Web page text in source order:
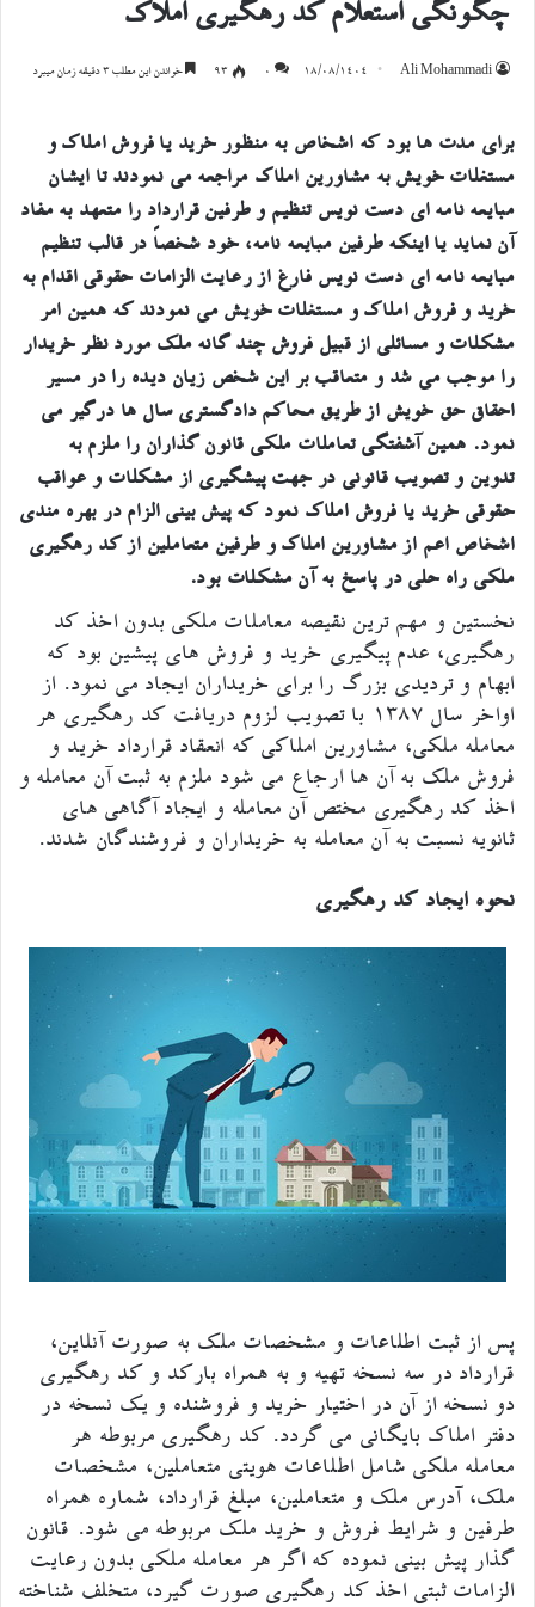
چگونگی استعلام کد رهگیری املاک
Ali Mohammadi ۱۸/۰۸/۱۴۰۴ ۰ 93 خواندن این مطلب 3 دقیقه زمان میبرد
برای مدت ها بود که اشخاص به منظور خرید یا فروش املاک و
مستغلات خویش به مشاورین املاک مراجعه می نمودند تا ایشان
مبایعه نامه ای دست نویس تنظیم و طرفین قرارداد را متعهد به مفاد
آن نماید یا اینکه طرفین مبایعه نامه، خود شخصاً در قالب تنظیم
مبایعه نامه ای دست نویس فارغ از رعایت الزامات حقوقی اقدام به
خرید و فروش املاک و مستغلات خویش می نمودند که همین امر
مشکلات و مسائلی از قبیل فروش چند گانه ملک مورد نظر خریدار
را موجب می شد و متعاقب بر این شخص زیان دیده را در مسیر
احقاق حق خویش از طریق محاکم دادگستری سال ها درگیر می
نمود. همین آشفتگی تعاملات ملکی قانون گذاران را ملزم به
تدوین و تصویب قانونی در جهت پیشگیری از مشکلات و عواقب
حقوقی خرید یا فروش املاک نمود که پیش بینی الزام در بهره مندی
اشخاص اعم از مشاورین املاک و طرفین متعاملین از کد رهگیری
ملکی راه حلی در پاسخ به آن مشکلات بود.
نخستین و مهم ترین نقیصه معاملات ملکی بدون اخذ کد
رهگیری، عدم پیگیری خرید و فروش های پیشین بود که
ابهام و تردیدی بزرگ را برای خریداران ایجاد می نمود. از
اواخر سال ۱۳۸۷ با تصویب لزوم دریافت کد رهگیری هر
معامله ملکی، مشاورین املاکی که انعقاد قرارداد خرید و
فروش ملک به آن ها ارجاع می شود ملزم به ثبت آن معامله و
اخذ کد رهگیری مختص آن معامله و ایجاد آگاهی های
ثانویه نسبت به آن معامله به خریداران و فروشندگان شدند.
نحوه ایجاد کد رهگیری
پس از ثبت اطلاعات و مشخصات ملک به صورت آنلاین،
قرارداد در سه نسخه تهیه و به همراه بارکد و کد رهگیری
دو نسخه از آن در اختیار خرید و فروشنده و یک نسخه در
دفتر املاک بایگانی می گردد. کد رهگیری مربوطه هر
معامله ملکی شامل اطلاعات هویتی متعاملین، مشخصات
ملک، آدرس ملک و متعاملین، مبلغ قرارداد، شماره همراه
طرفین و شرایط فروش و خرید ملک مربوطه می شود. قانون
گذار پیش بینی نموده که اگر هر معامله ملکی بدون رعایت
الزامات ثبتی اخذ کد رهگیری صورت گیرد، متخلف شناخته